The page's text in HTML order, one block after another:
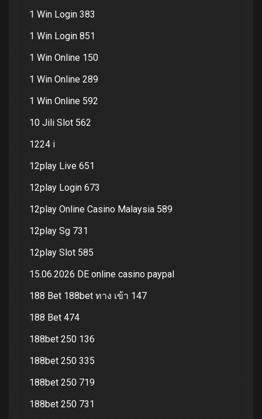
1 Win Login 383
1 Win Login 851
1 Win Online 150
1 Win Online 289
1 Win Online 592
10 Jili Slot 562
1224 i
12play Live 651
12play Login 673
12play Online Casino Malaysia 589
12play Sg 731
12play Slot 585
15.06.2026 DE online casino paypal
188 Bet 188bet ทาง เข้า 147
188 Bet 474
188bet 250 136
188bet 250 335
188bet 250 719
188bet 250 731